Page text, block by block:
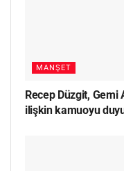
MANŞET
Recep Düzgit,
ilişkin kamuoyu